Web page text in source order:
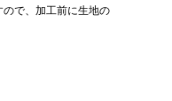
で、加工前に生地の